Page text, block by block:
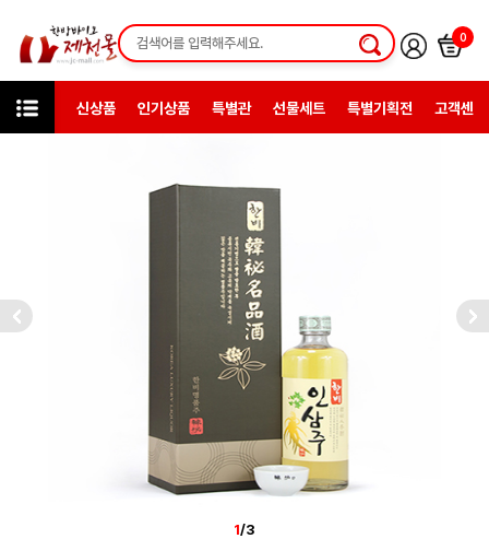
0
신상품 인기상품 특별관 선물세트 특별기획전 고객센터
1/3